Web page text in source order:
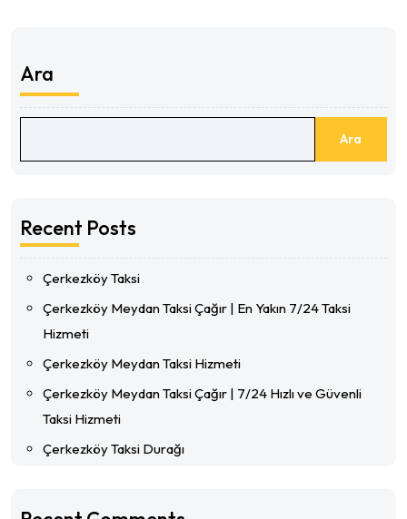
Ara
Ara
Recent Posts
Çerkezköy Taksi
Çerkezköy Meydan Taksi Çağır | En Yakın 7/24 Taksi
Hizmeti
Çerkezköy Meydan Taksi Hizmeti
Çerkezköy Meydan Taksi Çağır | 7/24 Hızlı ve Güvenli
Taksi Hizmeti
Çerkezköy Taksi Durağı